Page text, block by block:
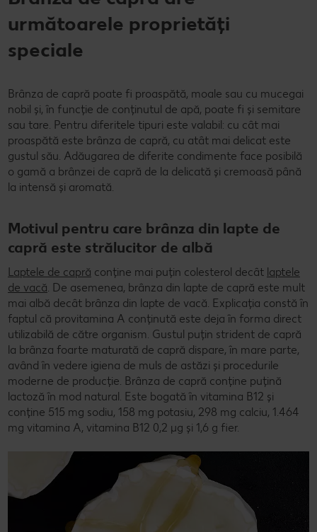
următoarele proprietăți
speciale
Brânza de capră poate fi proaspătă, moale sau cu mucegai
nobil și, în funcție de conținutul de apă, poate fi și semitare
sau tare. Pentru diferitele tipuri este valabil: cu cât mai
proaspătă este brânza de capră, cu atât mai delicat este
gustul său. Adăugarea de diferite condimente face posibilă
o gamă a brânzei de capră de la delicată și cremoasă până
la intensă și aromată.
Motivul pentru care brânza din lapte de
capră este strălucitor de albă
Laptele de capră conține mai puțin colesterol decât laptele
de vacă . De asemenea, brânza din lapte de capră este mult
mai albă decât brânza din lapte de vacă. Explicația constă în
faptul că provitamina A conținută este deja în forma direct
utilizabilă de către organism. Gustul puțin strident de capră
la brânza foarte maturată de capră dispare, în mare parte,
având în vedere igiena de muls de astăzi și procedurile
moderne de producție. Brânza de capră conține puțină
lactoză în mod natural. Este bogată în vitamina B12 și
conține 515 mg sodiu, 158 mg potasiu, 298 mg calciu, 1.464
mg vitamina A, vitamina B12 0,2 µg și 1,6 g fier.